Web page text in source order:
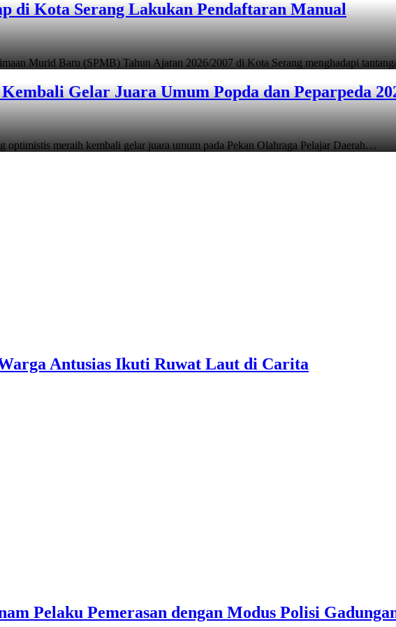
di Kota Serang Lakukan Pendaftaran Manual
Murid Baru (SPMB) Tahun Ajaran 2026/2007 di Kota Serang menghadapi
Gelar Juara Umum Popda dan Peparpeda
optimistis meraih kembali gelar juara umum pada Pekan Olahraga Pelajar Daerah…
Antusias Ikuti Ruwat Laut di Carita
Pelaku Pemerasan dengan Modus Polisi